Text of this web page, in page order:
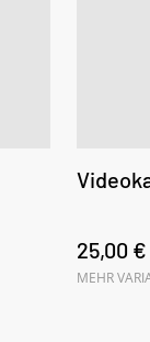
25,00 €
MEHR